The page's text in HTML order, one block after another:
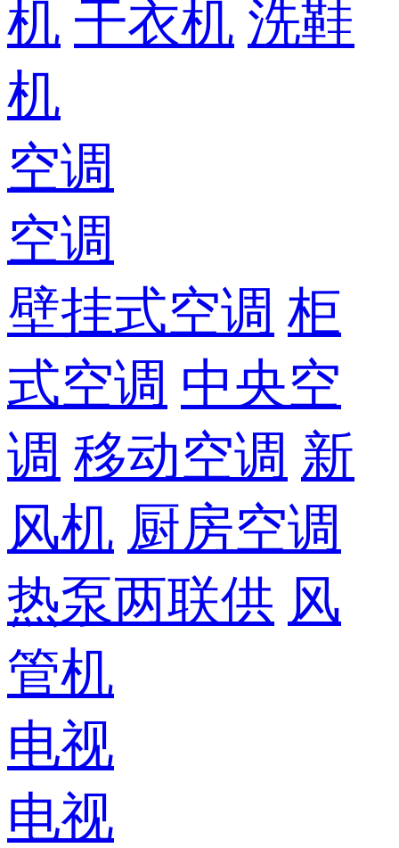
机 干衣机 洗鞋
机
空调
空调
壁挂式空调 柜
式空调 中央空
调 移动空调 新
风机 厨房空调
热泵两联供 风
管机
电视
电视